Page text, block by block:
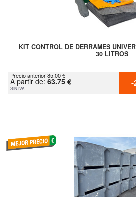
KIT CONTROL DE DERRAMES
30 LITROS
Precio anterior 85.00 €
A partir de: 63.75 €
SIN IVA -